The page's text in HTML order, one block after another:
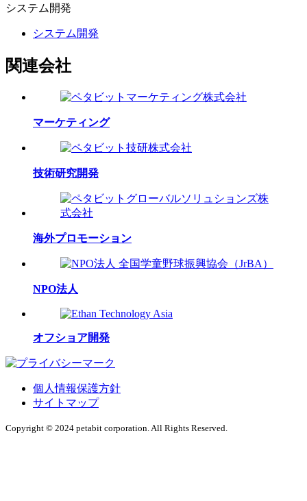
システム 開発
システム開発
関連会社
マーケティング
技術研究開発
海外プロモーション
NPO法人
オフショア開発
個人情報保護方針
サイトマップ
Copyright © 2024 petabit corporation. All Rights Reserved.